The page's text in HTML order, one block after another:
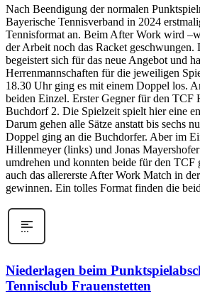
Nach Beendigung der normalen
Bayerische Tennisverband in 2024
Tennisformat an. Beim After Work wird
der Arbeit noch das Racket geschwungen.
begeistert sich für das neue Angebot und
Herrenmannschaften für die jeweiligen
18.30 Uhr ging es mit einem Doppel los.
beiden Einzel. Erster Gegner für den TCF
Buchdorf 2. Die Spielzeit spielt hier eine
Darum gehen alle Sätze anstatt bis sechs
Doppel ging an die Buchdorfer. Aber im
Hillenmeyer (links) und Jonas
umdrehen und konnten beide für den
auch das allererste After Work Match in
gewinnen. Ein tolles Format finden die
Niederlagen beim
Tennisclub Frauenstetten